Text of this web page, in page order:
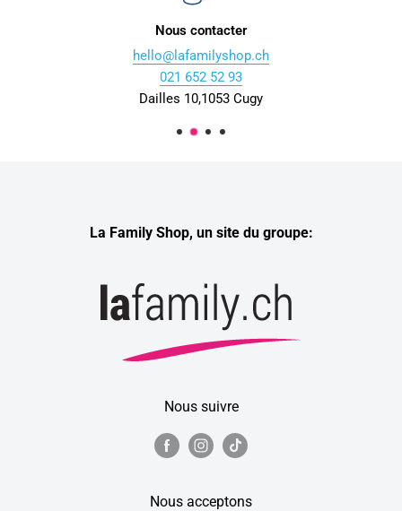
Nous contacter
hello@lafamilyshop.ch
021 652 52 93
Dailles 10,1053 Cugy
La Family Shop, un site du groupe:
Nous suivre
Nous acceptons